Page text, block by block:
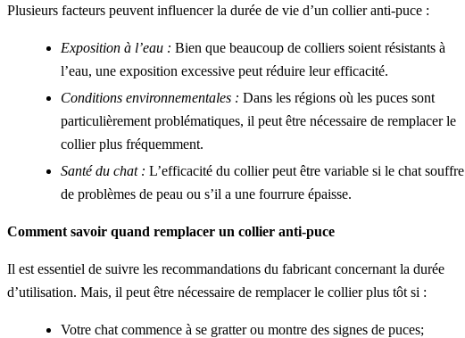
Plusieurs facteurs peuvent influencer la durée de vie d’un collier anti-puce :
Exposition à l’eau : Bien que beaucoup de colliers soient résistants à
l’eau, une exposition excessive peut réduire leur efficacité.
Conditions environnementales : Dans les régions où les puces sont
particulièrement problématiques, il peut être nécessaire de remplacer le
collier plus fréquemment.
Santé du chat : L’efficacité du collier peut être variable si le chat souffre
de problèmes de peau ou s’il a une fourrure épaisse.
Comment savoir quand remplacer un collier anti-puce
Il est essentiel de suivre les recommandations du fabricant concernant la durée
d’utilisation. Mais, il peut être nécessaire de remplacer le collier plus tôt si :
Votre chat commence à se gratter ou montre des signes de puces;